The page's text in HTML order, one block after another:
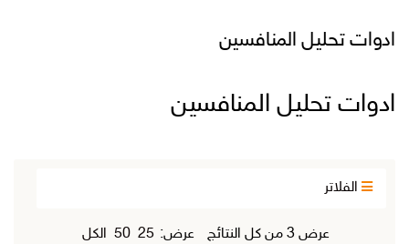
ص
ن
ف
ادوات تحليل المنافسين
ادوات تحليل المنافسين
الفلاتر
عرض ⁦3⁩ من كل النتائج
تمعرض: 25
50 الكل